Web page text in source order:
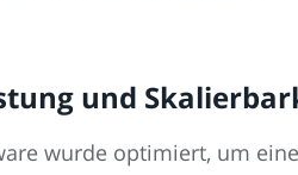
und
wurde optimiert, um